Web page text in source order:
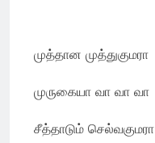
முத்தான முத்துகுமரா
முருகையா வா வா வா
சீத்தாடும் செல்வகுமரா